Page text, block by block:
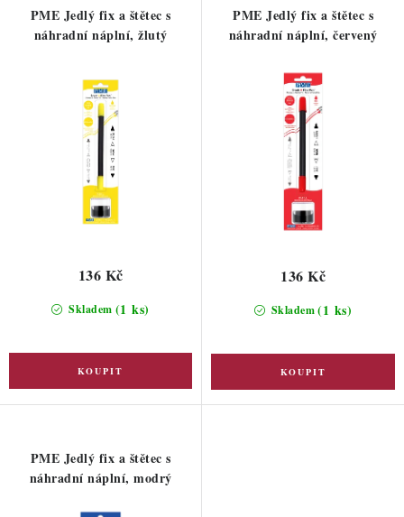
PME Jedlý fix a štětec s
náhradní náplní, žlutý
Skladem (1 ks)
136 Kč
PME Jedlý fix a štětec s
náhradní náplní, červený
Skladem(1 ks)
136 Kč
PME Jedlý fix a štětec s
náhradní náplní, modrý